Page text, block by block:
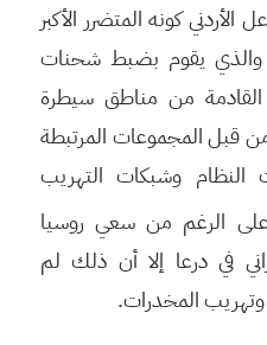
كونه المتضرر الأكبر
يقوم بضبط شحنات
من مناطق سيطرة
من قبل المجموعات المرتبطة
النظام وشبكات التهريب
الرغم من سعي روسيا
في درعا إلا أن ذلك لم
المخدرات.